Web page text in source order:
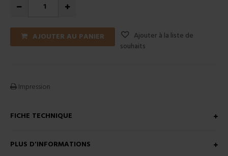
AJOUTER AU PANIER
Ajouter à la liste de
souhaits
Impression
FICHE TECHNIQUE
PLUS D'INFORMATIONS